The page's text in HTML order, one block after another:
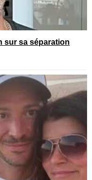
sur sa séparation